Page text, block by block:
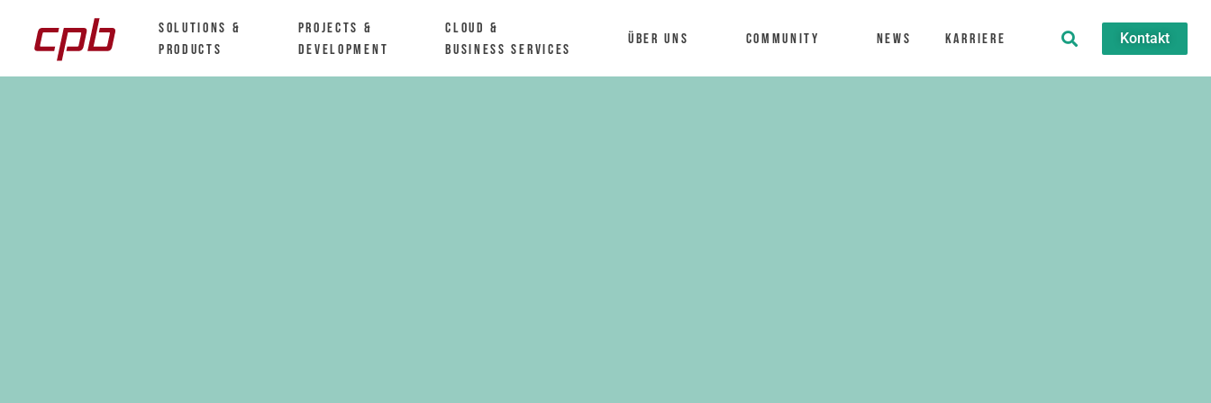
Solutions &
Products
Projects &
Development
Cloud &
Business Services
Über uns Community News Karriere Kontakt